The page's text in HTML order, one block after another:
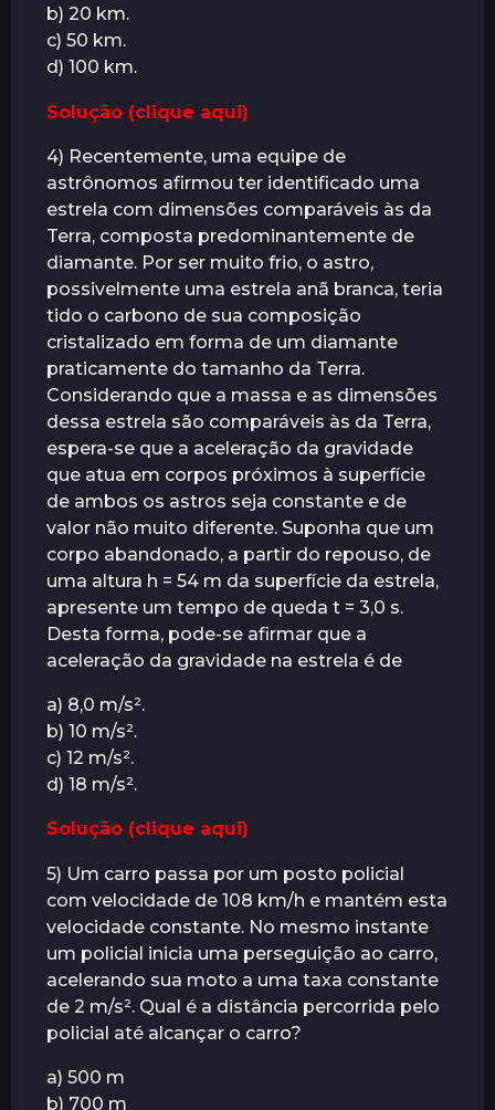
b) 20 km.
c) 50 km.
d) 100 km.
Solução (clique aqui)
4) Recentemente, uma equipe de
astrônomos afirmou ter identificado uma
estrela com dimensões comparáveis às da
Terra, composta predominantemente de
diamante. Por ser muito frio, o astro,
possivelmente uma estrela anã branca, teria
tido o carbono de sua composição
cristalizado em forma de um diamante
praticamente do tamanho da Terra.
Considerando que a massa e as dimensões
dessa estrela são comparáveis às da Terra,
espera-se que a aceleração da gravidade
que atua em corpos próximos à superfície
de ambos os astros seja constante e de
valor não muito diferente. Suponha que um
corpo abandonado, a partir do repouso, de
uma altura h = 54 m da superfície da estrela,
apresente um tempo de queda t = 3,0 s.
Desta forma, pode-se afirmar que a
aceleração da gravidade na estrela é de
a) 8,0 m/s².
b) 10 m/s².
c) 12 m/s².
d) 18 m/s².
Solução (clique aqui)
5) Um carro passa por um posto policial
com velocidade de 108 km/h e mantém esta
velocidade constante. No mesmo instante
um policial inicia uma perseguição ao carro,
acelerando sua moto a uma taxa constante
de 2 m/s². Qual é a distância percorrida pelo
policial até alcançar o carro?
a) 500 m
b) 700 m